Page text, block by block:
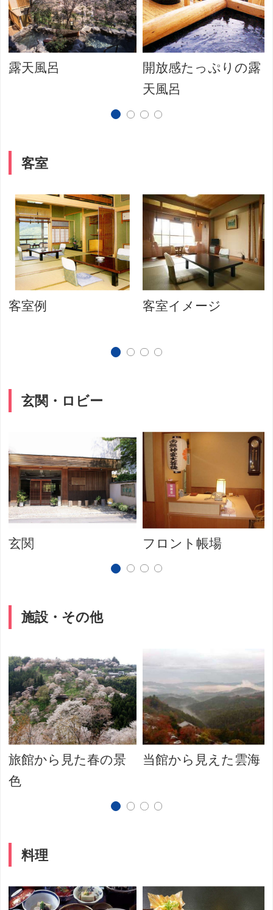
露天風呂
開放感たっぷりの露
天風呂
客室
客室例 客室イメージ
玄関・ロビー
玄関 フロント帳場
施設・その他
旅館から見た春の景
色
当館から見えた雲海
料理